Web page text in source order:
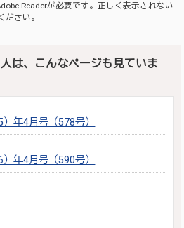
Readerが必要です。正しく表示されない
さい。
は、こんなページも見ていま
年4月号（578号）
年4月号（590号）